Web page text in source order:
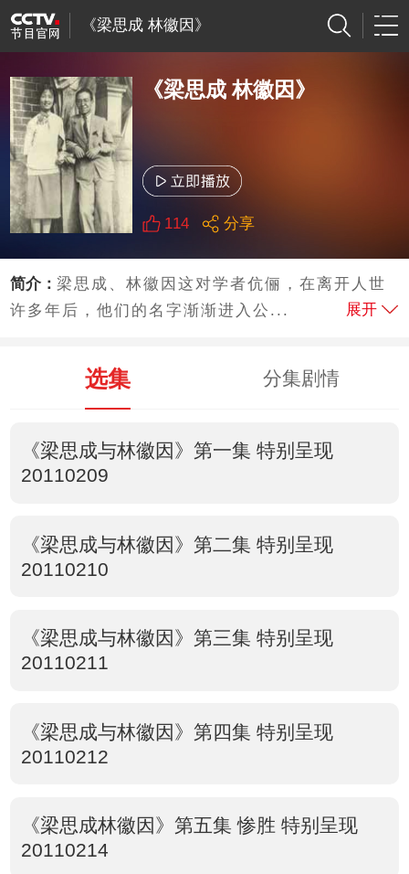
《梁思成 林徽因》
《梁思成 林徽因》
114 分享
简介：梁思成、林徽因这对学者伉俪，在离开人世
许多年后，他们的名字渐渐进入公...
展开
选集 分集剧情
《梁思成与林徽因》第一集 特别呈现
20110209
《梁思成与林徽因》第二集 特别呈现
20110210
《梁思成与林徽因》第三集 特别呈现
20110211
《梁思成与林徽因》第四集 特别呈现
20110212
《梁思成林徽因》第五集 惨胜 特别呈现
20110214